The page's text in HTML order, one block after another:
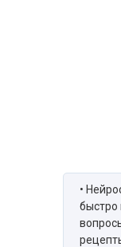
•
быстро